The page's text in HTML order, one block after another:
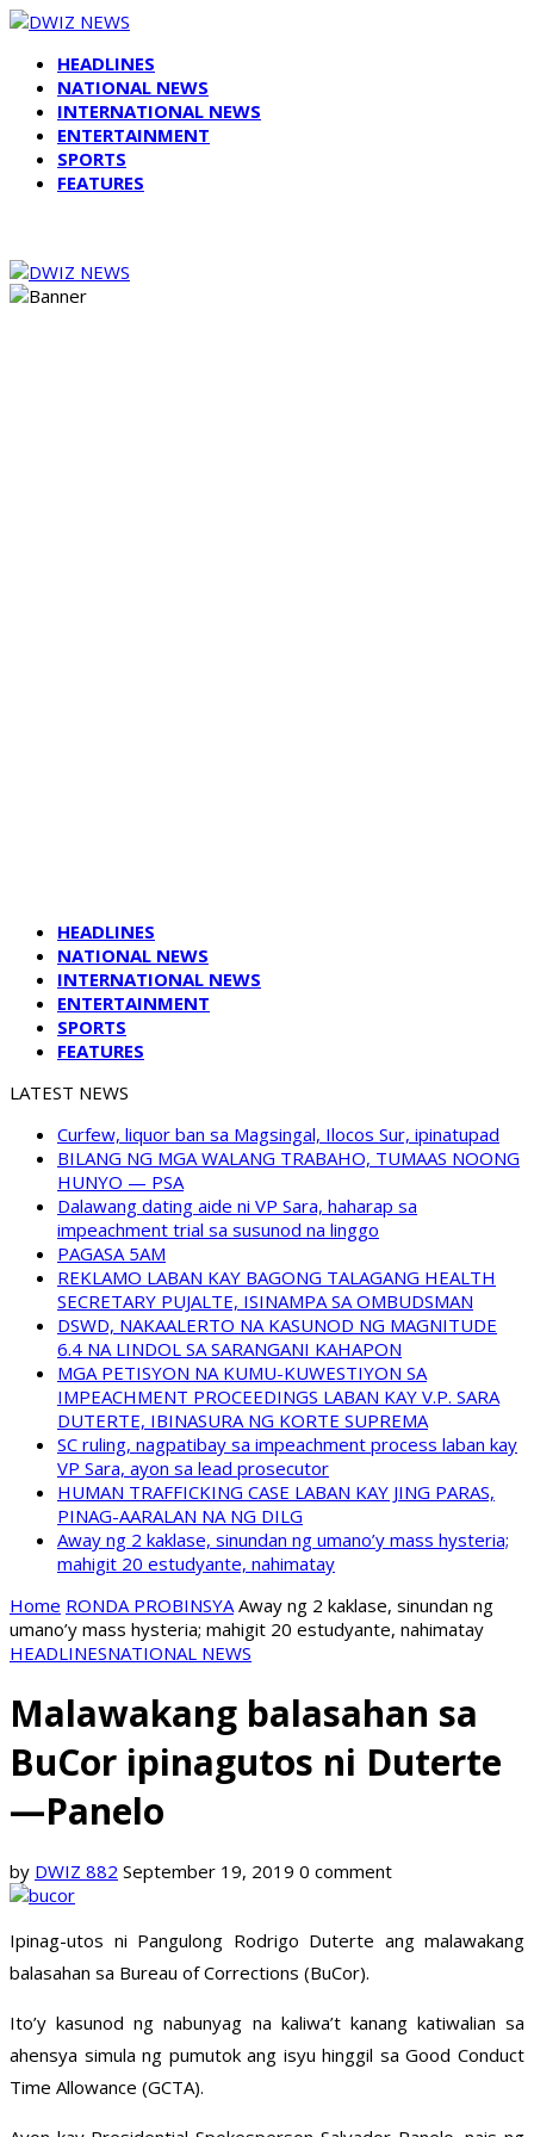
HEADLINES
NATIONAL NEWS
INTERNATIONAL NEWS
ENTERTAINMENT
SPORTS
FEATURES
HEADLINES
NATIONAL NEWS
INTERNATIONAL NEWS
ENTERTAINMENT
SPORTS
FEATURES
LATEST NEWS
Curfew, liquor ban sa Magsingal, Ilocos Sur, ipinatupad
BILANG NG MGA WALANG TRABAHO, TUMAAS NOONG
HUNYO — PSA
Dalawang dating aide ni VP Sara, haharap sa
impeachment trial sa susunod na linggo
PAGASA 5AM
REKLAMO LABAN KAY BAGONG TALAGANG HEALTH
SECRETARY PUJALTE, ISINAMPA SA OMBUDSMAN
DSWD, NAKAALERTO NA KASUNOD NG MAGNITUDE
6.4 NA LINDOL SA SARANGANI KAHAPON
MGA PETISYON NA KUMU-KUWESTIYON SA
IMPEACHMENT PROCEEDINGS LABAN KAY V.P. SARA
DUTERTE, IBINASURA NG KORTE SUPREMA
SC ruling, nagpatibay sa impeachment process laban kay
VP Sara, ayon sa lead prosecutor
HUMAN TRAFFICKING CASE LABAN KAY JING PARAS,
PINAG-AARALAN NA NG DILG
Away ng 2 kaklase, sinundan ng umano’y mass hysteria;
mahigit 20 estudyante, nahimatay
Home RONDA PROBINSYA Away ng 2 kaklase, sinundan ng
umano’y mass hysteria; mahigit 20 estudyante, nahimatay
HEADLINESNATIONAL NEWS
Malawakang balasahan sa
BuCor ipinagutos ni Duterte
—Panelo
by DWIZ 882 September 19, 2019 0 comment
Ipinag-utos ni Pangulong Rodrigo Duterte ang malawakang
balasahan sa Bureau of Corrections (BuCor).
Ito’y kasunod ng nabunyag na kaliwa’t kanang katiwalian sa
ahensya simula ng pumutok ang isyu hinggil sa Good Conduct
Time Allowance (GCTA).